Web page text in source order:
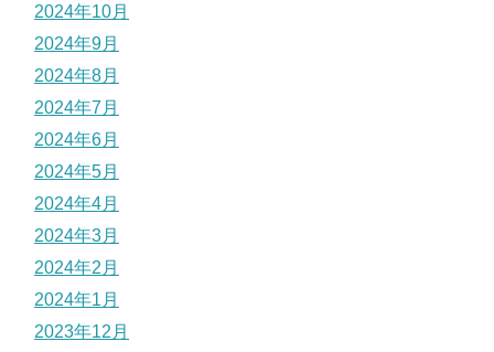
2024年10月
2024年9月
2024年8月
2024年7月
2024年6月
2024年5月
2024年4月
2024年3月
2024年2月
2024年1月
2023年12月